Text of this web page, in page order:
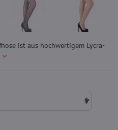
ist aus hochwertigem Lycra-